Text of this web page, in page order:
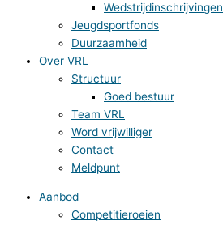
Wedstrijdinschrijvingen
Jeugdsportfonds
Duurzaamheid
Over VRL
Structuur
Goed bestuur
Team VRL
Word vrijwilliger
Contact
Meldpunt
Aanbod
Competitieroeien